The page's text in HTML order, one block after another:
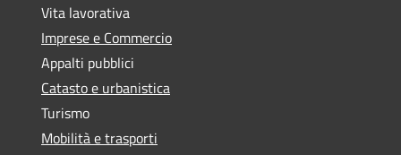
Vita lavorativa
Imprese e Commercio
Appalti pubblici
Catasto e urbanistica
Turismo
Mobilità e trasporti